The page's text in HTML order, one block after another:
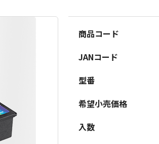
商品コード
JANコード
型番
希望小売価格
入数